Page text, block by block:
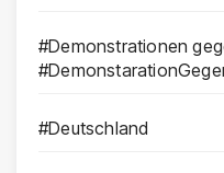
#Demonstrationen
#Deutschland